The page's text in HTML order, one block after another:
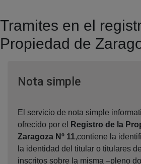
Tramites en el
Propiedad de
Nota simpleVentana
El servicio de nota simple
ofrecido por el
Registro de la
Zaragoza Nº 11,contiene la
la identidad del titular o titulares
inscritos sobre la misma –pleno